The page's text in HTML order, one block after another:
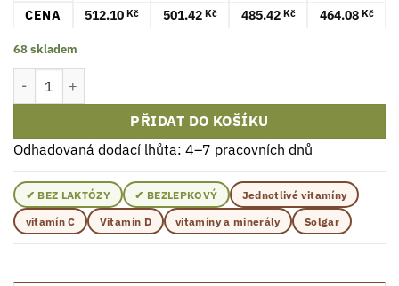
CENA
512.10 Kč 501.42 Kč 485.42 Kč 464.08 Kč
68 skladem
Solgar Vitamin D3 1000 IU 25 mcg 250 Kapsle množství
PŘIDAT DO KOŠÍKU
Odhadovaná dodací lhůta: 4–7 pracovních dnů
✔ BEZ LAKTÓZY ✔ BEZLEPKOVÝ
Jednotlivé vitamíny
vitamín C
Vitamín D vitamíny a minerály Solgar